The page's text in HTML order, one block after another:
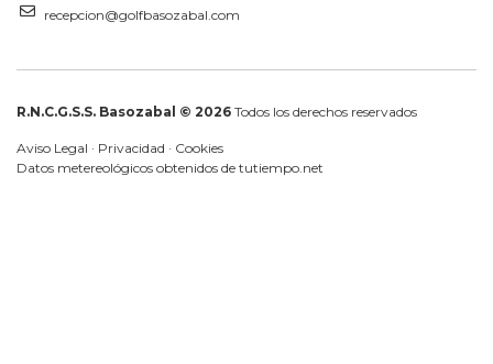
recepcion@golfbasozabal.com
R.N.C.G.S.S. Basozabal © 2026 Todos los derechos reservados
Aviso Legal · Privacidad · Cookies
Datos metereológicos obtenidos de tutiempo.net